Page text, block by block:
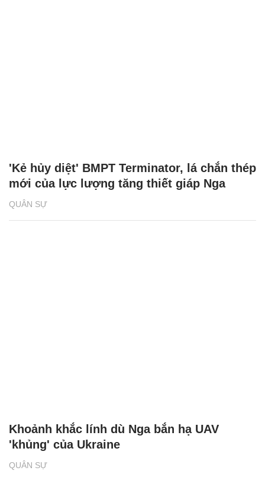
QUÂN SỰ
'Kẻ hủy diệt' BMPT Terminator, lá chắn thép
mới của lực lượng tăng thiết giáp Nga
QUÂN SỰ
Khoảnh khắc lính dù Nga bắn hạ UAV
'khủng' của Ukraine